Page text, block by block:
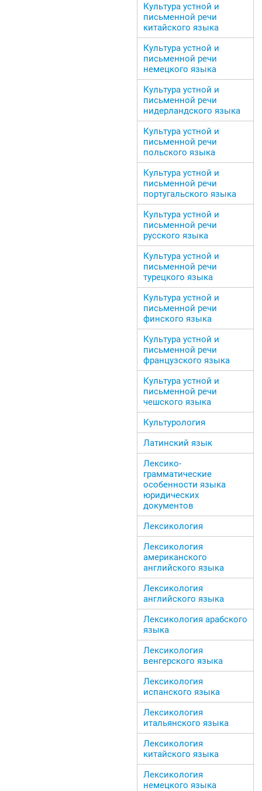
Культура устной и
письменной речи
китайского языка
Культура устной и
письменной речи
немецкого языка
Культура устной и
письменной речи
нидерландского языка
Культура устной и
письменной речи
польского языка
Культура устной и
письменной речи
португальского языка
Культура устной и
письменной речи
русского языка
Культура устной и
письменной речи
турецкого языка
Культура устной и
письменной речи
финского языка
Культура устной и
письменной речи
французского языка
Культура устной и
письменной речи
чешского языка
Культурология
Латинский язык
Лексико-
грамматические
особенности языка
юридических
документов
Лексикология
Лексикология
американского
английского языка
Лексикология
английского языка
Лексикология арабского
языка
Лексикология
венгерского языка
Лексикология
испанского языка
Лексикология
итальянского языка
Лексикология
китайского языка
Лексикология
немецкого языка